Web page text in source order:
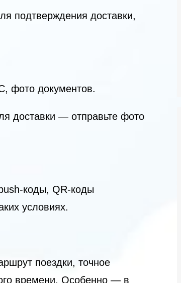
подтверждения доставки,
фото документов.
доставки — отправьте фото
коды, QR-коды
условиях.
поездки, точное
времени. Особенно — в